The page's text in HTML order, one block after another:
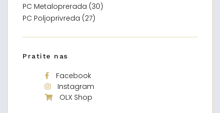
PC Metaloprerada (30)
PC Poljoprivreda (27)
Pratite nas
Facebook
Instagram
OLX Shop